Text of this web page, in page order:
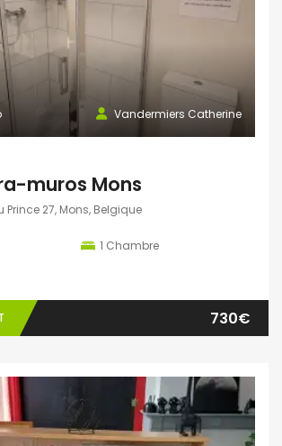
Vandermiers Catherine
muros Mons
Prince 27, Mons, Belgique
1 Chambre
730€